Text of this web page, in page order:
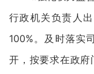
行政机关负责人
100%。及时落实
开，按要求在政